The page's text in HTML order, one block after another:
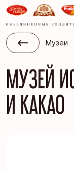
Музеи
МУЗЕЙ
И КАКАО